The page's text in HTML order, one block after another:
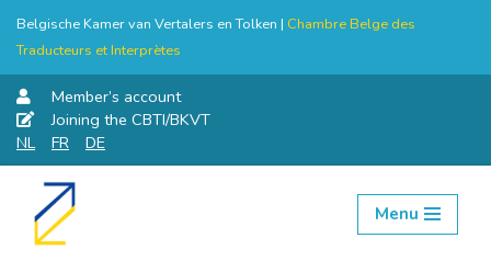
Belgische Kamer van Vertalers en Tolken | Chambre Belge des
Traducteurs et Interprètes
Member’s account
Joining the CBTI/BKVT
NL
FR DE
Skip
Menu